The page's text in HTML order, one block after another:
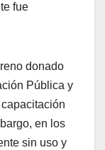
fue
donado
Pública y
en los
sin uso y